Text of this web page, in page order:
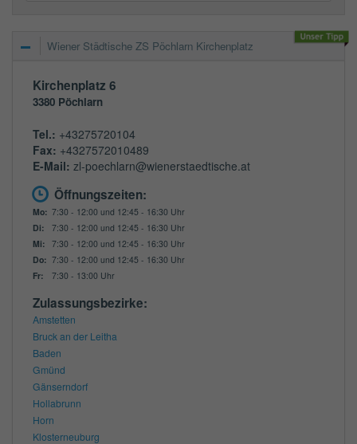
Wiener Städtische ZS Pöchlarn Kirchenplatz
Kirchenplatz 6
3380 Pöchlarn
Tel.: +43275720104
Fax: +4327572010489
E-Mail: zl-poechlarn@wienerstaedtische.at
Öffnungszeiten:
Mo: 7:30 - 12:00 und 12:45 - 16:30 Uhr
Di:
7:30 - 12:00 und 12:45 - 16:30 Uhr
Mi: 7:30 - 12:00 und 12:45 - 16:30 Uhr
Do: 7:30 - 12:00 und 12:45 - 16:30 Uhr
Fr:
7:30 - 13:00 Uhr
Zulassungsbezirke:
Amstetten
Bruck an der Leitha
Baden
Gmünd
Gänserndorf
Hollabrunn
Horn
Klosterneuburg